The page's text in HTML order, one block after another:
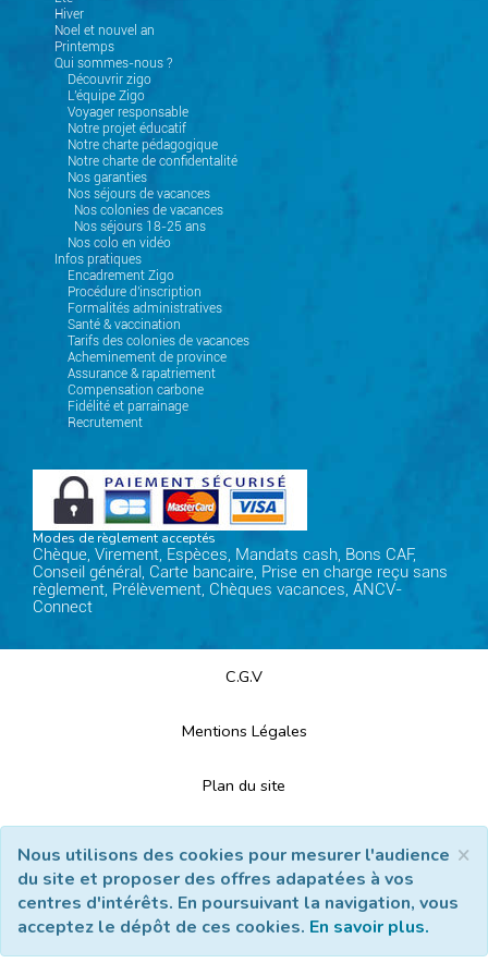
Hiver
Noel et nouvel an
Printemps
Qui sommes-nous ?
Découvrir zigo
L'équipe Zigo
Voyager responsable
Notre projet éducatif
Notre charte pédagogique
Notre charte de confidentalité
Nos garanties
Nos séjours de vacances
Nos colonies de vacances
Nos séjours 18-25 ans
Nos colo en vidéo
Infos pratiques
Encadrement Zigo
Procédure d'inscription
Formalités administratives
Santé & vaccination
Tarifs des colonies de vacances
Acheminement de province
Assurance & rapatriement
Compensation carbone
Fidélité et parrainage
Recrutement
Modes de règlement acceptés
Chèque, Virement, Espèces, Mandats cash, Bons CAF,
Conseil général, Carte bancaire, Prise en charge reçu sans
règlement, Prélèvement, Chèques vacances, ANCV-
Connect
C.G.V
Mentions Légales
Plan du site
Nous contacter
Réalisation Cubiq- SolutionVackélys
×
Nous utilisons des cookies pour mesurer l'audience
du site et proposer des offres adapatées à vos
centres d'intérêts. En poursuivant la navigation, vous
acceptez le dépôt de ces cookies. En savoir plus.